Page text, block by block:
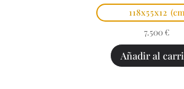
118x55x12
7.500 €
Añadir al